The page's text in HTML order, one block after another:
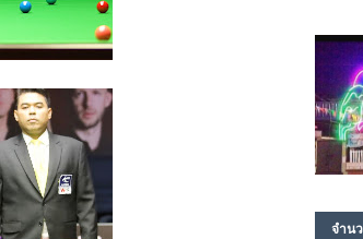
จำน